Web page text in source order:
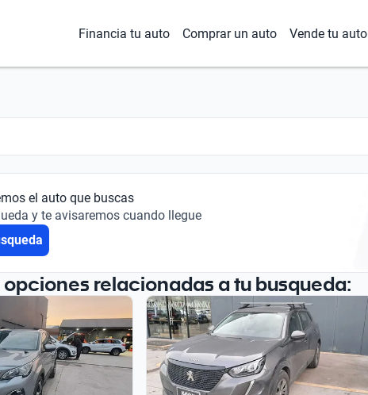
Financia tu auto Comprar un auto Vende tu auto
el auto que buscas
y te avisaremos cuando llegue
opciones relacionadas a tu busqueda: